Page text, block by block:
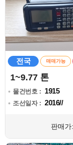
전국 매매가능
1~9.77 톤
물건번호 : 1915
조선일자 : 2016//
판매가: